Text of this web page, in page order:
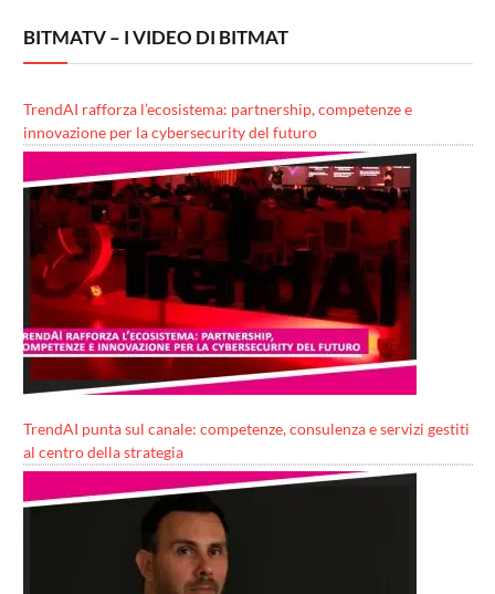
BITMATV – I VIDEO DI BITMAT
TrendAI rafforza l’ecosistema: partnership, competenze e
innovazione per la cybersecurity del futuro
TrendAI punta sul canale: competenze, consulenza e servizi gestiti
al centro della strategia